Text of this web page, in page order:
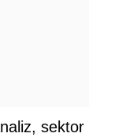
sektor